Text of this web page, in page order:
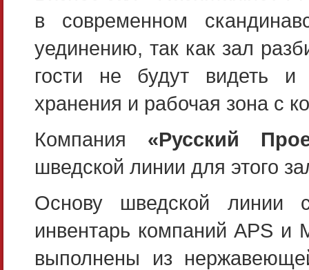
в современном
уединению, так как зал
гости не будут видеть и
хранения и рабочая зона с
Компания «Русский
шведской линии для этого
Основу шведской линии
инвентарь компаний APS и
выполнены из